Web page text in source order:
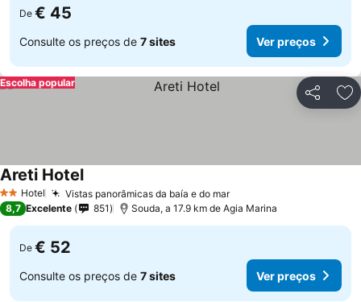
De € 45
Consulte os preços de 7 sites Ver preços
Partilhar
Escolha popular
2 Estrelas
Hotel Vistas panorâmicas da baía e do marVer preços
Areti HotelVer preços
8,7 Excelente 851 Souda, a 17.9 km de Agia Marina
De € 52
Consulte os preços de 7 sites Ver preços